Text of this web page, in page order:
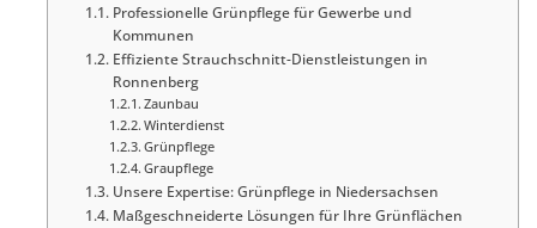
Professionelle Grünpflege für Gewerbe und
Kommunen
Effiziente Strauchschnitt-Dienstleistungen in
Ronnenberg
Zaunbau
Winterdienst
Grünpflege
Graupflege
Unsere Expertise: Grünpflege in Niedersachsen
Maßgeschneiderte Lösungen für Ihre Grünflächen